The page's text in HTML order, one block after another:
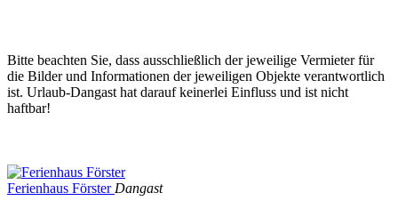
Bitte beachten Sie, dass ausschließlich der jeweilige Vermieter für
die Bilder und Informationen der jeweiligen Objekte verantwortlich
ist. Urlaub-Dangast hat darauf keinerlei Einfluss und ist nicht
haftbar!
Ferienhaus Förster Dangast